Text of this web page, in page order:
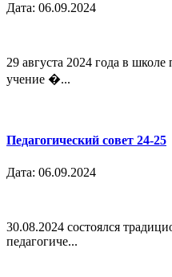
Дата: 06.09.2024
29 августа 2024 года в
учение �...
Педагогический совет 24-25
Дата: 06.09.2024
30.08.2024 состоялся
педагогиче...